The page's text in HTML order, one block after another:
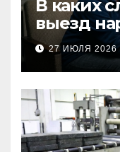
В каких
выезд
пациенту
27 ИЮЛЯ 2026